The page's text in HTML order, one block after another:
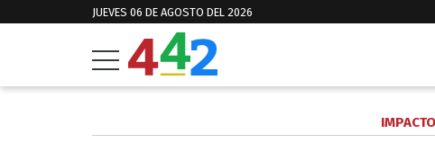
JUEVES 06 DE AGOSTO DEL 2026